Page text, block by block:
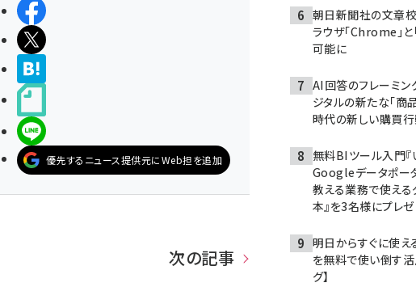
シェアする
ポストする
LINEで送る
優先するニュース提供元にWeb担を追加
次の記事
朝日新聞社の文章
ラウザ「Chrome」
可能に
AI回答のフレーミン
ジタルの新たな「商
時代の新しい購買行
無料BIツール入門『
Googleデータポー
教える業務で使える
本』を3名様にプレゼ
明日からすぐに使
を無料で使い倒す
グ】